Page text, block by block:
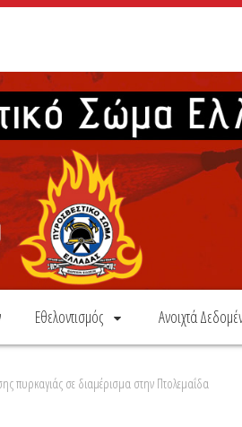
Εθελοντισμός Ανοιχτά
πυρκαγιάς σε διαμέρισμα στην Πτολεμαΐδα